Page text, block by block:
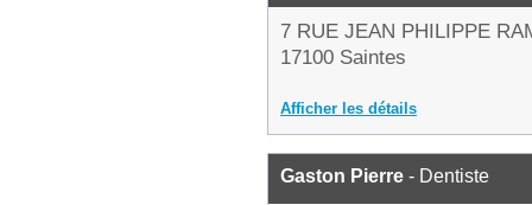
7 RUE JEAN PHILIPPE
17100 Saintes
Afficher les détails
Gaston Pierre - Dentiste